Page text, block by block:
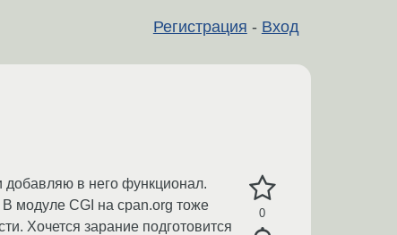
Регистрация - Вход
0
добавляю в него функционал.
В модуле CGI на cpan.org тоже
Хочется зарание подготовится